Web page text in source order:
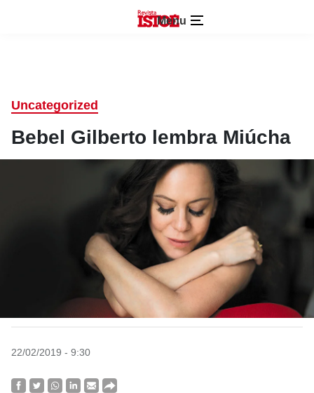
Menu
Uncategorized
Bebel Gilberto lembra Miúcha
22/02/2019 - 9:30